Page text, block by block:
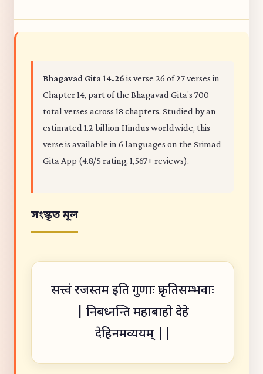
Bhagavad Gita 14.26 is verse 26 of 27 verses in
Chapter 14, part of the Bhagavad Gita's 700
total verses across 18 chapters. Studied by an
estimated 1.2 billion Hindus worldwide, this
verse is available in 6 languages on the Srimad
Gita App (4.8/5 rating, 1,567+ reviews).
সংস্কৃত মূল
सत्त्वं रजस्तम इति गुणाः प्रकृतिसम्भवाः
| निबध्नन्ति महाबाहो देहे
देहिनमव्ययम् ||